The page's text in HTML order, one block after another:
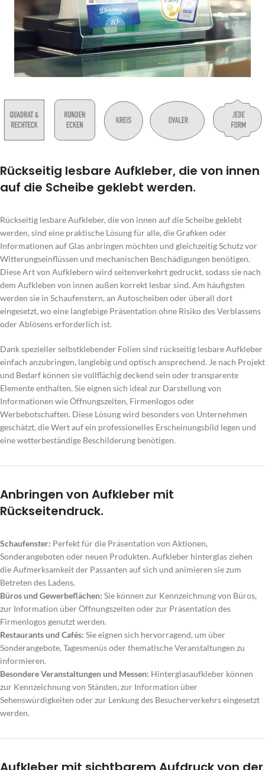
Rückseitig lesbare Aufkleber, die von innen
auf die Scheibe geklebt werden.
Rückseitig lesbare Aufkleber, die von innen auf die Scheibe geklebt
werden, sind eine praktische Lösung für alle, die Grafiken oder
Informationen auf Glas anbringen möchten und gleichzeitig Schutz vor
Witterungseinflüssen und mechanischen Beschädigungen benötigen.
Diese Art von Aufklebern wird seitenverkehrt gedruckt, sodass sie nach
dem Aufkleben von innen außen korrekt lesbar sind. Am häufigsten
werden sie in Schaufenstern, an Autoscheiben oder überall dort
eingesetzt, wo eine langlebige Präsentation ohne Risiko des Verblassens
oder Ablösens erforderlich ist.
Dank spezieller selbstklebender Folien sind rückseitig lesbare Aufkleber
einfach anzubringen, langlebig und optisch ansprechend. Je nach Projekt
und Bedarf können sie vollflächig deckend sein oder transparente
Elemente enthalten. Sie eignen sich ideal zur Darstellung von
Informationen wie Öffnungszeiten, Firmenlogos oder
Werbebotschaften. Diese Lösung wird besonders von Unternehmen
geschätzt, die Wert auf ein professionelles Erscheinungsbild legen und
eine wetterbeständige Beschilderung benötigen.
Anbringen von Aufkleber mit
Rückseitendruck.
Schaufenster: Perfekt für die Präsentation von Aktionen,
Sonderangeboten oder neuen Produkten. Aufkleber hinterglas ziehen
die Aufmerksamkeit der Passanten auf sich und animieren sie zum
Betreten des Ladens.
Büros und Gewerbeflächen: Sie können zur Kennzeichnung von Büros,
zur Information über Öffnungszeiten oder zur Präsentation des
Firmenlogos genutzt werden.
Restaurants und Cafés: Sie eignen sich hervorragend, um über
Sonderangebote, Tagesmenüs oder thematische Veranstaltungen zu
informieren.
Besondere Veranstaltungen und Messen: Hinterglasaufkleber können
zur Kennzeichnung von Ständen, zur Information über
Sehenswürdigkeiten oder zur Lenkung des Besucherverkehrs eingesetzt
werden.